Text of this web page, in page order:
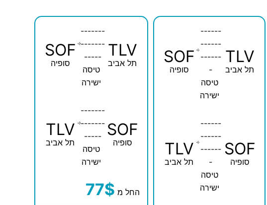
TLV
תל אביב
------
------
------
-
טיסה
ישירה
SOF
סופיה
SOF
סופיה
------
------
------
-
טיסה
ישירה
TLV
תל אביב
TLV
תל אביב
-------
-------
-----
טיסה
ישירה
SOF
סופיה
SOF
סופיה
-------
-------
-----
טיסה
ישירה
TLV
תל אביב
החל מ 77$